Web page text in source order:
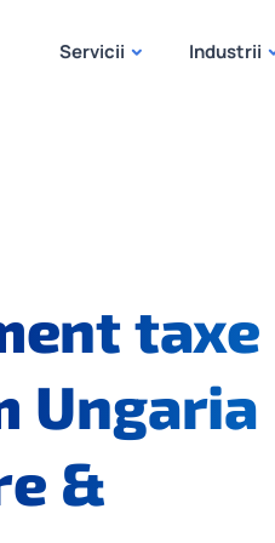
Servicii Industrii
taxe
Ungaria
&